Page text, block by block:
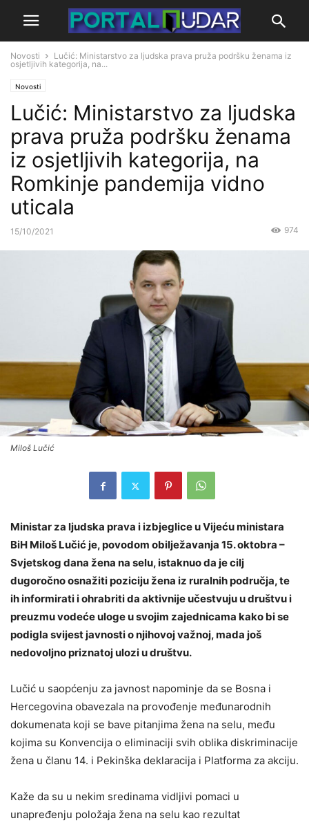
Novosti
Lučić: Ministarstvo za ljudska prava pruža podršku ženama iz
osjetljivih kategorija, na...
Novosti
Lučić: Ministarstvo za ljudska
prava pruža podršku ženama
iz osjetljivih kategorija, na
Romkinje pandemija vidno
uticala
15/10/2021 974
Miloš Lučić
Ministar za ljudska prava i izbjeglice u Vijeću ministara
BiH Miloš Lučić je, povodom obilježavanja 15. oktobra –
Svjetskog dana žena na selu, istaknuo da je cilj
dugoročno osnažiti poziciju žena iz ruralnih područja, te
ih informirati i ohrabriti da aktivnije učestvuju u društvu i
preuzmu vodeće uloge u svojim zajednicama kako bi se
podigla svijest javnosti o njihovoj važnoj, mada još
nedovoljno priznatoj ulozi u društvu.
Lučić u saopćenju za javnost napominje da se Bosna i
Hercegovina obavezala na provođenje međunarodnih
dokumenata koji se bave pitanjima žena na selu, među
kojima su Konvencija o eliminaciji svih oblika diskriminacije
žena u članu 14. i Pekinška deklaracija i Platforma za akciju.
Kaže da su u nekim sredinama vidljivi pomaci u
unapređenju položaja žena na selu kao rezultat